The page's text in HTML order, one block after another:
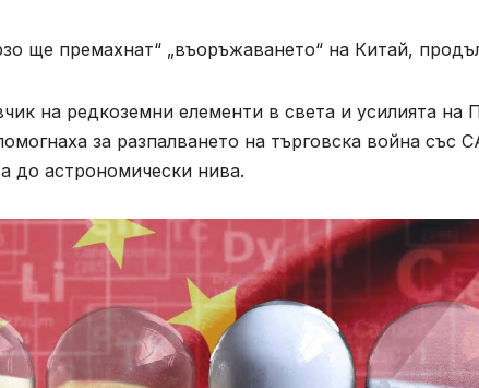
ще премахнат“ „въоръжаването“ на Китай,
на редкоземни елементи в света и усилията на
за разпалването на търговска война със
до астрономически нива.